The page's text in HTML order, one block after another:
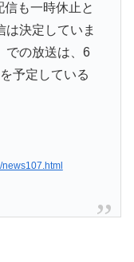
も一時休止と
は決定していま
での放送は、6
予定している